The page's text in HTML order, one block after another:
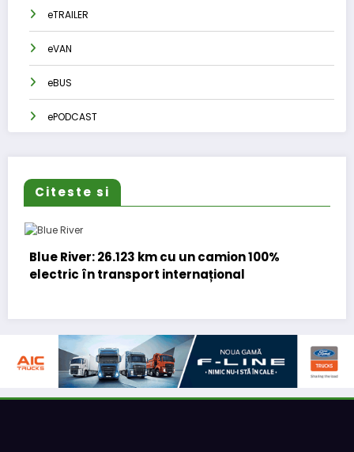
eTRAILER
eVAN
eBUS
ePODCAST
Citeste si
cu un camion 100%
internațional
Proiectul Revoy